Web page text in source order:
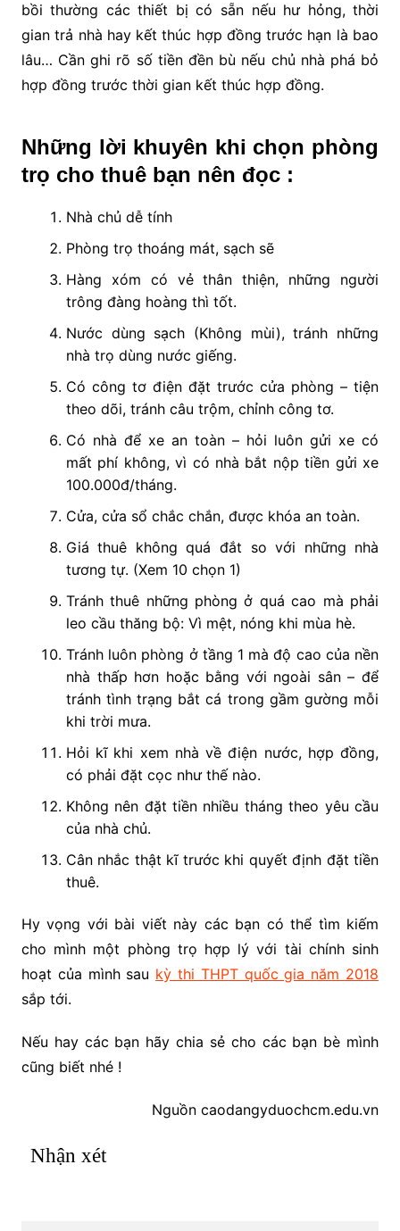
bồi thường các thiết bị có sẵn nếu hư hỏng, thời
gian trả nhà hay kết thúc hợp đồng trước hạn là bao
lâu… Cần ghi rõ số tiền đền bù nếu chủ nhà phá bỏ
hợp đồng trước thời gian kết thúc hợp đồng.
Những lời khuyên khi chọn phòng
trọ cho thuê bạn nên đọc :
Nhà chủ dễ tính
Phòng trọ thoáng mát, sạch sẽ
Hàng xóm có vẻ thân thiện, những người
trông đàng hoàng thì tốt.
Nước dùng sạch (Không mùi), tránh những
nhà trọ dùng nước giếng.
Có công tơ điện đặt trước cửa phòng – tiện
theo dõi, tránh câu trộm, chỉnh công tơ.
Có nhà để xe an toàn – hỏi luôn gửi xe có
mất phí không, vì có nhà bắt nộp tiền gửi xe
100.000đ/tháng.
Cửa, cửa sổ chắc chắn, được khóa an toàn.
Giá thuê không quá đắt so với những nhà
tương tự. (Xem 10 chọn 1)
Tránh thuê những phòng ở quá cao mà phải
leo cầu thăng bộ: Vì mệt, nóng khi mùa hè.
Tránh luôn phòng ở tầng 1 mà độ cao của nền
nhà thấp hơn hoặc bằng với ngoài sân – để
tránh tình trạng bắt cá trong gầm gường mỗi
khi trời mưa.
Hỏi kĩ khi xem nhà về điện nước, hợp đồng,
có phải đặt cọc như thế nào.
Không nên đặt tiền nhiều tháng theo yêu cầu
của nhà chủ.
Cân nhắc thật kĩ trước khi quyết định đặt tiền
thuê.
Hy vọng với bài viết này các bạn có thể tìm kiếm
cho mình một phòng trọ hợp lý với tài chính sinh
hoạt của mình sau kỳ thi THPT quốc gia năm 2018
sắp tới.
Nếu hay các bạn hãy chia sẻ cho các bạn bè mình
cũng biết nhé !
Nguồn caodangyduochcm.edu.vn
Nhận xét